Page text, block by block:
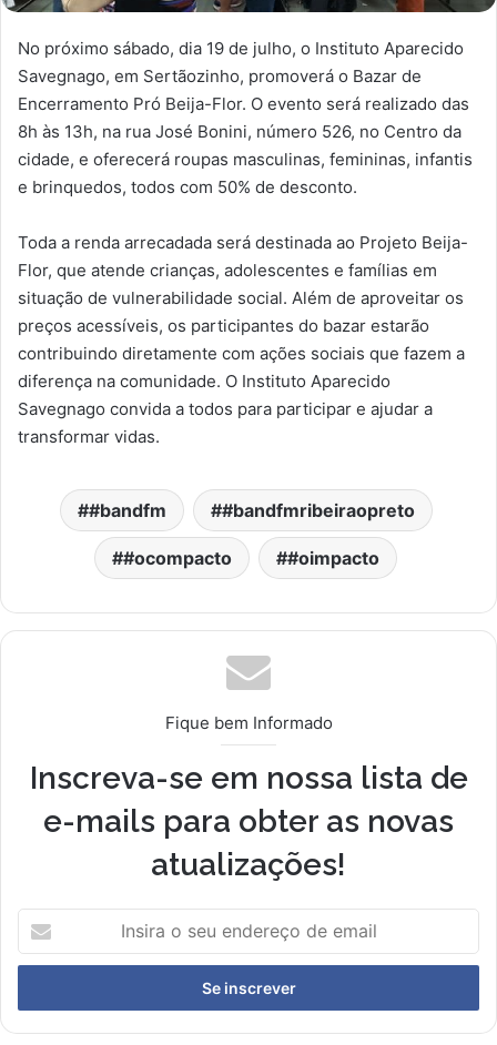
No próximo sábado, dia 19 de julho, o Instituto Aparecido
Savegnago, em Sertãozinho, promoverá o Bazar de
Encerramento Pró Beija-Flor. O evento será realizado das
8h às 13h, na rua José Bonini, número 526, no Centro da
cidade, e oferecerá roupas masculinas, femininas, infantis
e brinquedos, todos com 50% de desconto.
Toda a renda arrecadada será destinada ao Projeto Beija-
Flor, que atende crianças, adolescentes e famílias em
situação de vulnerabilidade social. Além de aproveitar os
preços acessíveis, os participantes do bazar estarão
contribuindo diretamente com ações sociais que fazem a
diferença na comunidade. O Instituto Aparecido
Savegnago convida a todos para participar e ajudar a
transformar vidas.
#bandfm #bandfmribeiraopreto
#ocompacto #oimpacto
Fique bem Informado
Inscreva-se em nossa lista de
e-mails para obter as novas
atualizações!
seu
de
email